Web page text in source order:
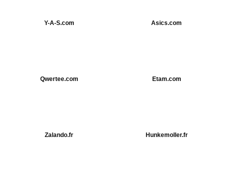
Y-A-S.com Asics.com
Qwertee.com Etam.com
Zalando.fr Hunkemoller.fr